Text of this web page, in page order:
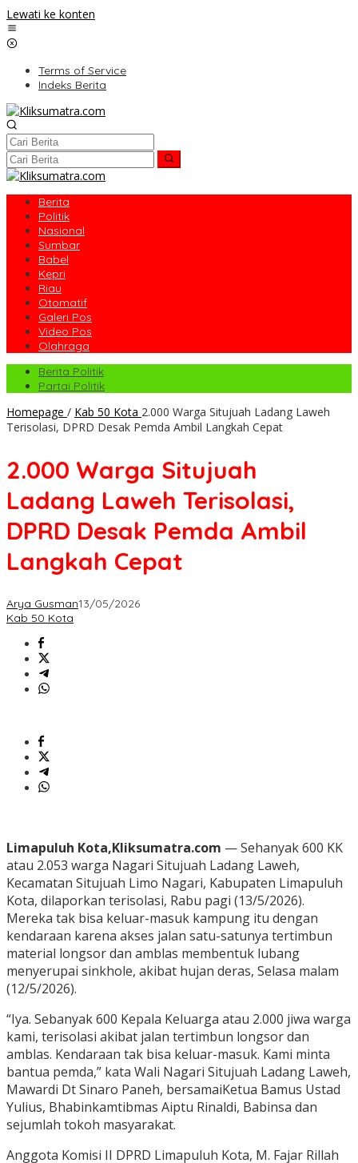
Lewati ke konten
Terms of Service
Indeks Berita
Berita
Politik
Nasional
Sumbar
Babel
Kepri
Riau
Otomatif
Galeri Pos
Video Pos
Olahraga
Berita Politik
Partai Politik
Homepage / Kab 50 Kota 2.000 Warga Situjuah Ladang Laweh
Terisolasi, DPRD Desak Pemda Ambil Langkah Cepat
2.000 Warga Situjuah
Ladang Laweh Terisolasi,
DPRD Desak Pemda Ambil
Langkah Cepat
Arya Gusman13/05/2026
Kab 50 Kota
Limapuluh Kota,Kliksumatra.com — Sehanyak 600 KK
atau 2.053 warga Nagari Situjuah Ladang Laweh,
Kecamatan Situjuah Limo Nagari, Kabupaten Limapuluh
Kota, dilaporkan terisolasi, Rabu pagi (13/5/2026).
Mereka tak bisa keluar-masuk kampung itu dengan
kendaraan karena akses jalan satu-satunya tertimbun
material longsor dan amblas membentuk lubang
menyerupai sinkhole, akibat hujan deras, Selasa malam
(12/5/2026).
“Iya. Sebanyak 600 Kepala Keluarga atau 2.000 jiwa warga
kami, terisolasi akibat jalan tertimbun longsor dan
amblas. Kendaraan tak bisa keluar-masuk. Kami minta
bantua pemda,” kata Wali Nagari Situjuah Ladang Laweh,
Mawardi Dt Sinaro Paneh, bersamaiKetua Bamus Ustad
Yulius, Bhabinkamtibmas Aiptu Rinaldi, Babinsa dan
sejumlah tokoh masyarakat.
Anggota Komisi II DPRD Limapuluh Kota, M. Fajar Rillah